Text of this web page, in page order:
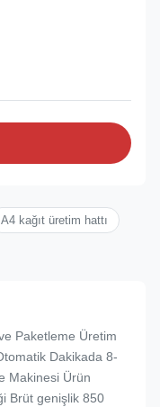
A4 kağıt üretim hattı
Paketleme Üretim
Dakikada 8-
Makinesi Ürün
Brüt genişlik 850